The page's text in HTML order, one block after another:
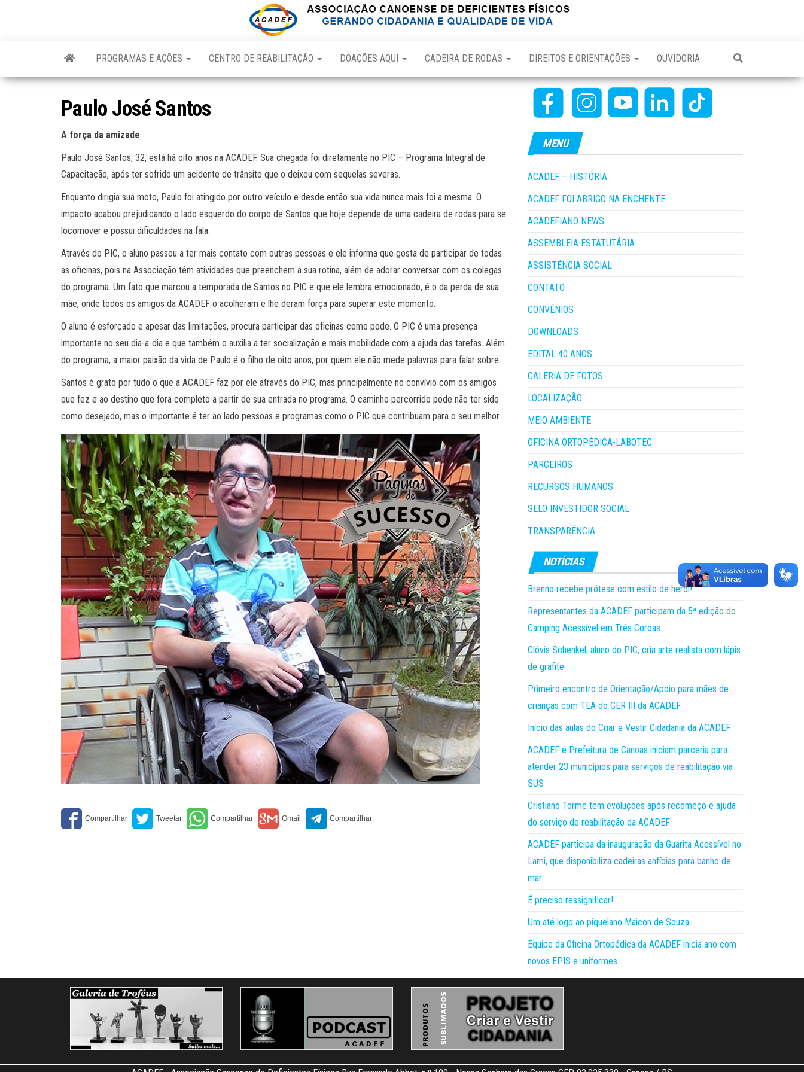
PROGRAMAS E AÇÕES CENTRO DE REABILITAÇÃO DOAÇÕES AQUI CADEIRA DE RODAS DIREITOS E ORIENTAÇÕES OUVIDORIA
Paulo José Santos
A força da amizade
Paulo José Santos, 32, está há oito anos na ACADEF. Sua chegada foi diretamente no PIC – Programa Integral de
Capacitação, após ter sofrido um acidente de trânsito que o deixou com sequelas severas.
Enquanto dirigia sua moto, Paulo foi atingido por outro veículo e desde então sua vida nunca mais foi a mesma. O
impacto acabou prejudicando o lado esquerdo do corpo de Santos que hoje depende de uma cadeira de rodas para se
locomover e possui dificuldades na fala.
Através do PIC, o aluno passou a ter mais contato com outras pessoas e ele informa que gosta de participar de todas
as oficinas, pois na Associação têm atividades que preenchem a sua rotina, além de adorar conversar com os colegas
do programa. Um fato que marcou a temporada de Santos no PIC e que ele lembra emocionado, é o da perda de sua
mãe, onde todos os amigos da ACADEF o acolheram e lhe deram força para superar este momento.
O aluno é esforçado e apesar das limitações, procura participar das oficinas como pode. O PIC é uma presença
importante no seu dia-a-dia e que também o auxilia a ter socialização e mais mobilidade com a ajuda das tarefas. Além
do programa, a maior paixão da vida de Paulo é o filho de oito anos, por quem ele não mede palavras para falar sobre.
Santos é grato por tudo o que a ACADEF faz por ele através do PIC, mas principalmente no convívio com os amigos
que fez e ao destino que fora completo a partir de sua entrada no programa. O caminho percorrido pode não ter sido
como desejado, mas o importante é ter ao lado pessoas e programas como o PIC que contribuam para o seu melhor.
MENU
ACADEF – HISTÓRIA
ACADEF FOI ABRIGO NA ENCHENTE
ACADEFIANO NEWS
ASSEMBLEIA ESTATUTÁRIA
ASSISTÊNCIA SOCIAL
CONTATO
CONVÊNIOS
DOWNLOADS
EDITAL 40 ANOS
GALERIA DE FOTOS
LOCALIZAÇÃO
MEIO AMBIENTE
OFICINA ORTOPÉDICA-LABOTEC
PARCEIROS
RECURSOS HUMANOS
SELO INVESTIDOR SOCIAL
TRANSPARÊNCIA
Brenno recebe prótese com estilo de herói!
Representantes da ACADEF participam da 5ª edição do
Camping Acessível em Três Coroas
Clóvis Schenkel, aluno do PIC, cria arte realista com lápis
de grafite
Primeiro encontro de Orientação/Apoio para mães de
crianças com TEA do CER III da ACADEF
Início das aulas do Criar e Vestir Cidadania da ACADEF
ACADEF e Prefeitura de Canoas iniciam parceria para
atender 23 municípios para serviços de reabilitação via
SUS
Cristiano Torme tem evoluções após recomeço e ajuda
do serviço de reabilitação da ACADEF
ACADEF participa da inauguração da Guarita Acessível no
Lami, que disponibiliza cadeiras anfíbias para banho de
mar
É preciso ressignificar!
Um até logo ao piquelano Maicon de Souza
Equipe da Oficina Ortopédica da ACADEF inicia ano com
novos EPIS e uniformes